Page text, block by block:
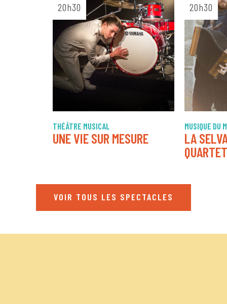
20h30
THÉÂTRE MUSICAL
UNE VIE SUR MESURE
20h30
MUSIQUE DU
LA
QUARTET
VOIR TOUS LES SPECTACLES